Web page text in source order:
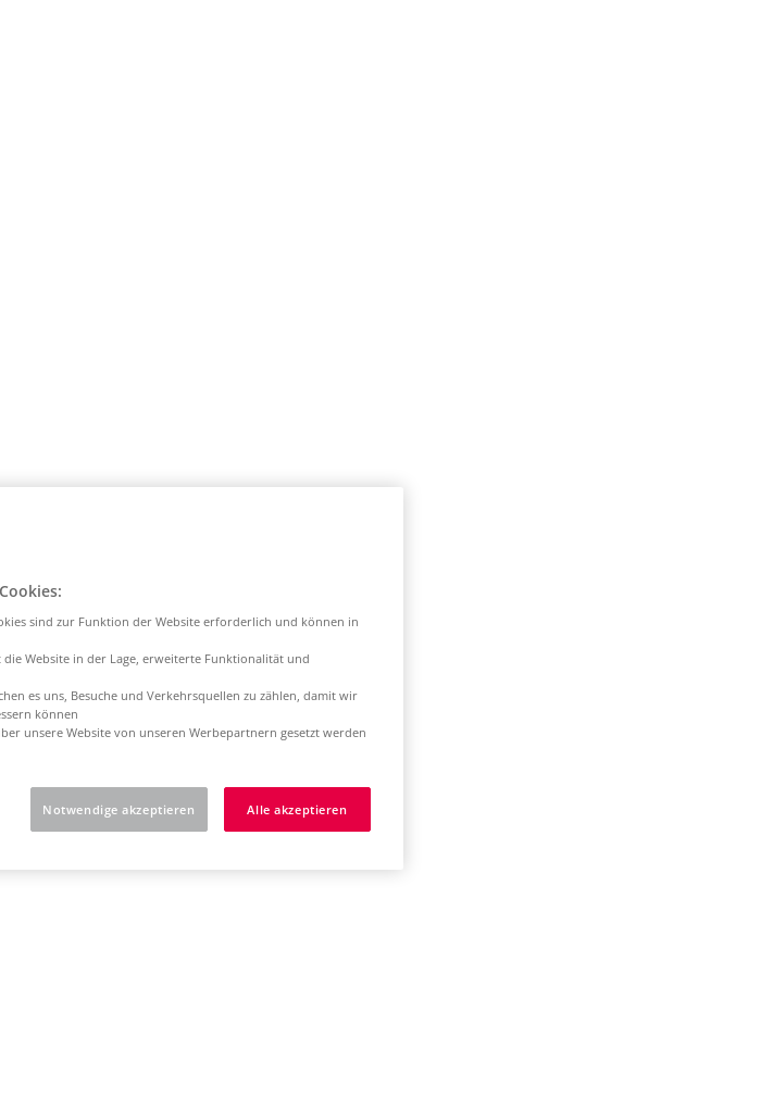
sind zur Funktion der Website erforderlich und können in
die Website in der Lage, erweiterte Funktionalität und
es uns, Besuche und Verkehrsquellen zu zählen, damit wir
können
unsere Website von unseren Werbepartnern gesetzt werden
Notwendige akzeptieren Alle akzeptieren